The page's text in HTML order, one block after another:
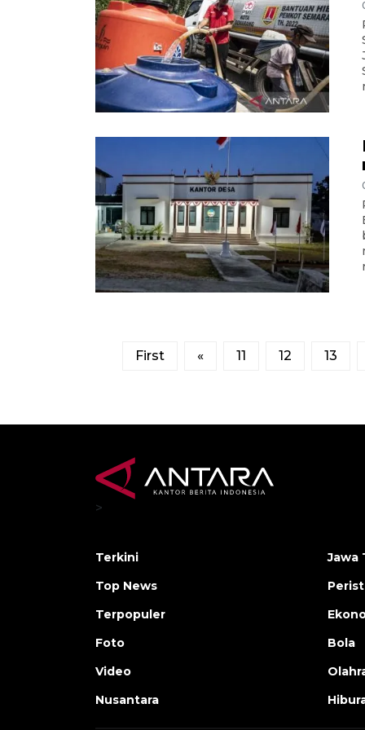
First « 11 12 13
>
Terkini
Top News
Terpopuler
Foto
Video
Nusantara
Jawa
Bola